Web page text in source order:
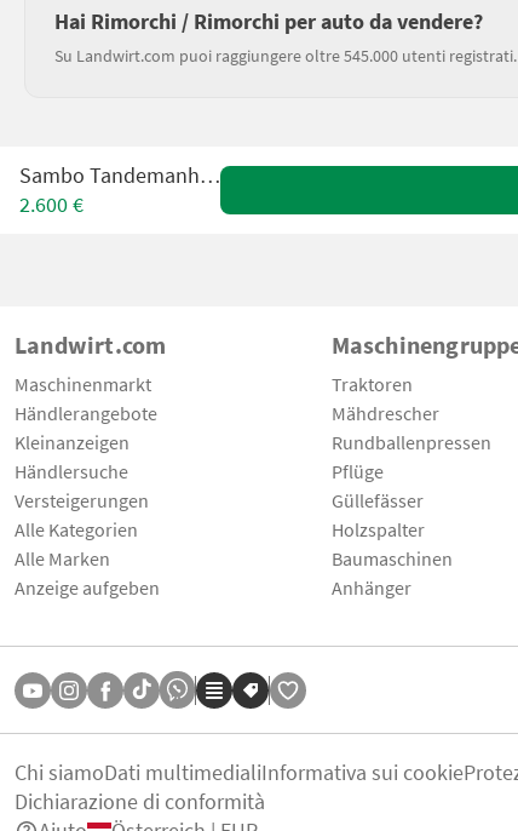
Hai Rimorchi / Rimorchi per auto da vendere?
Su Landwirt.com puoi raggiungere oltre 545.000 utenti registrati.
Sambo Tandemanhänger
2.600 €
Landwirt.com
Maschinenmarkt
Händlerangebote
Kleinanzeigen
Händlersuche
Versteigerungen
Alle Kategorien
Alle Marken
Anzeige aufgeben
Traktoren
Mähdrescher
Rundballenpressen
Pflüge
Güllefässer
Holzspalter
Baumaschinen
Anhänger
Chi siamoDati multimedialiInformativa sui cookie
Dichiarazione di conformità